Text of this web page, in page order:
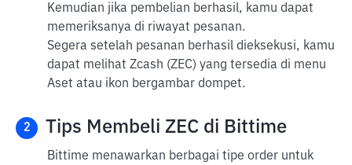
Kemudian jika pembelian berhasil, kamu dapat
memeriksanya di riwayat pesanan.
Segera setelah pesanan berhasil dieksekusi, kamu
dapat melihat Zcash (ZEC) yang tersedia di menu
Aset atau ikon bergambar dompet.
2 Tips Membeli ZEC di Bittime
Bittime menawarkan berbagai tipe order untuk